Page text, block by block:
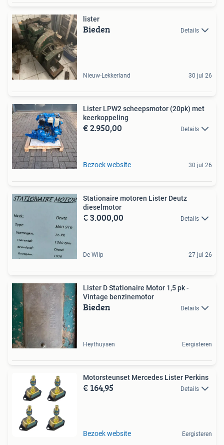
lister
Bieden Details
Nieuw-Lekkerland 30 jul 26
Lister LPW2 scheepsmotor (20pk) met
keerkoppeling
€ 2.950,00 Details
Bezoek website 30 jul 26
Stationaire motoren Lister Deutz
dieselmotor
€ 3.000,00 Details
De Wilp 27 jul 26
Lister D Stationaire Motor 1,5 pk -
Vintage benzinemotor
Bieden Details
Heythuysen Eergisteren
Motorsteunset Mercedes Lister Perkins
€ 164,95 Details
Bezoek website Eergisteren